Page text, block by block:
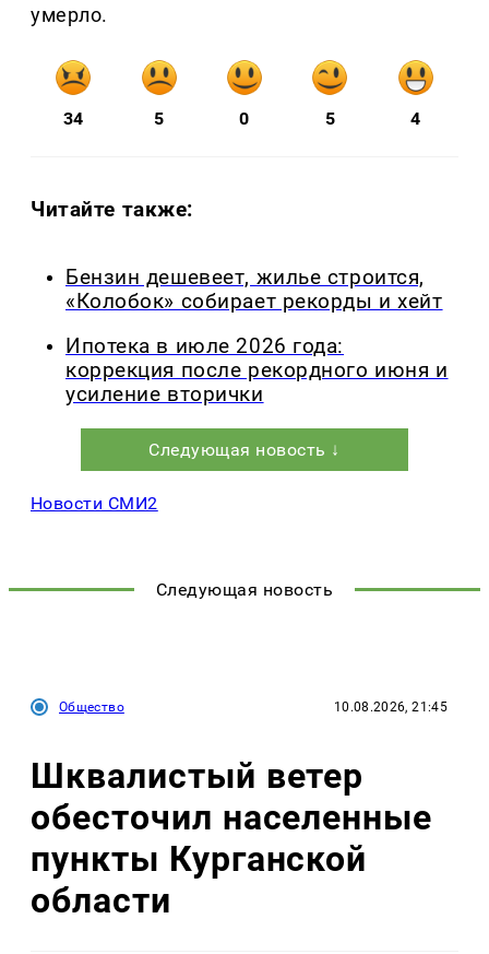
умерло.
34 5 0 5 4
Читайте также:
Бензин дешевеет, жилье строится,
«Колобок» собирает рекорды и хейт
Ипотека в июле 2026 года:
коррекция после рекордного июня и
усиление вторички
Следующая новость ↓
Новости СМИ2
Следующая новость
Общество 10.08.2026, 21:45
Шквалистый ветер
обесточил населенные
пункты Курганской
области